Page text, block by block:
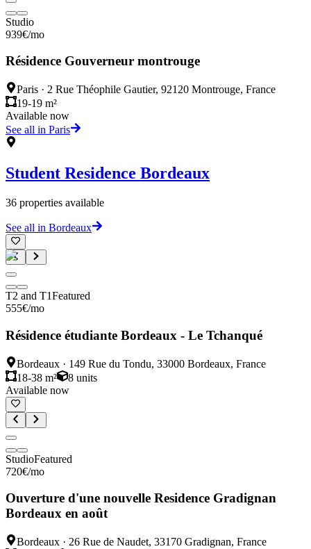
Studio
939€/mo
Résidence Gouverneur montrouge
Paris · 2 Rue Théophile Gautier, 92120 Montrouge, France
19-19 m²
Available now
See all in Paris
Student Residence Bordeaux
36 properties available
See all in Bordeaux
T2 and T1Featured
555€/mo
Résidence étudiante Bordeaux - Le Tchanqué
Bordeaux · 149 Rue du Tondu, 33000 Bordeaux, France
18-38 m²
8 units
Available now
StudioFeatured
720€/mo
Ouverture d'une nouvelle Residence Gradignan
Bordeaux en août
Bordeaux · 26 Rue de Naudet, 33170 Gradignan, France